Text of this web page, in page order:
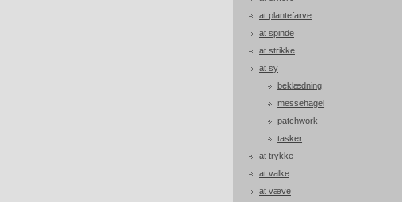
at plantefarve
at spinde
at strikke
at sy
beklædning
messehagel
patchwork
tasker
at trykke
at valke
at væve